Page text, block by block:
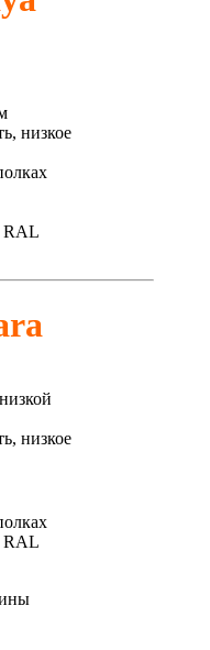
низкое
RAL
низкое
RAL